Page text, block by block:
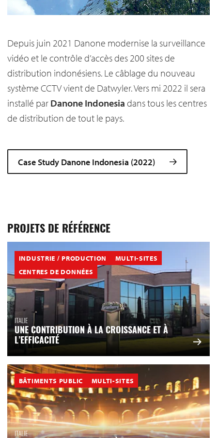
Depuis juin 2021 Danone modernise la surveillance
vidéo et le contrôle d’accès des 200 sites de
distribution indonésiens. Le câblage du nouveau
système CCTV vient de Datwyler. Vers mi 2022 il sera
installé par Danone Indonesia dans tous les centres
de distribution de tout le pays.
Case Study Danone Indonesia (2022)
PROJETS DE RÉFÉRENCE
INDUSTRIE / PRODUCTION
MULTI-SITES
CENTRES DE DONNÉES
ITALIE
UNE CONTRIBUTION À LA CROISSANCE ET À
L’EFFICACITÉ
BÂTIMENTS PUBLIC MULTI-SITES
ITALIE